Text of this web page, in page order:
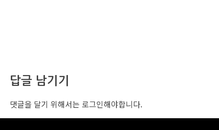
답글 남기기
댓글을 달기 위해서는 로그인해야합니다.